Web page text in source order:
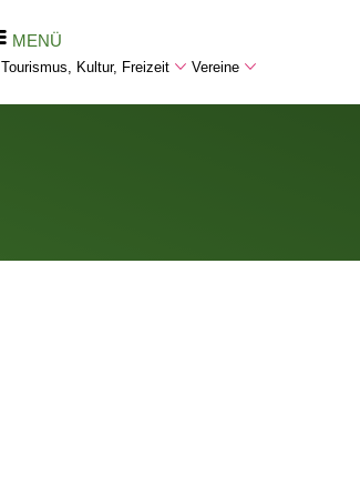
MENÜ
Tourismus, Kultur, Freizeit Vereine